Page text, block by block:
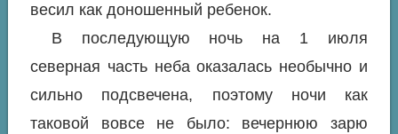
весил как доношенный ребенок.
В последующую ночь на 1 июля
северная часть неба оказалась необычно и
сильно подсвечена, поэтому ночи как
таковой вовсе не было: вечернюю зарю